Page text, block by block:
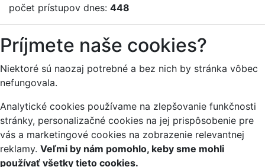
počet prístupov dnes: 448
Príjmete naše cookies?
Niektoré sú naozaj potrebné a bez nich by stránka vôbec
nefungovala.
Analytické cookies používame na zlepšovanie funkčnosti
stránky, personalizačné cookies na jej prispôsobenie pre
vás a marketingové cookies na zobrazenie relevantnej
reklamy. Veľmi by nám pomohlo, keby sme mohli
používať všetky tieto cookies.